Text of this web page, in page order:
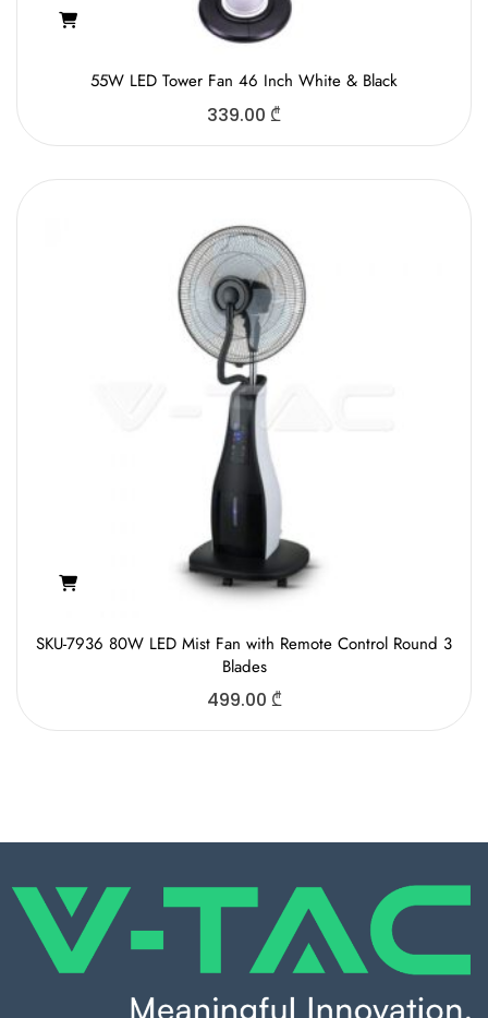
55W LED Tower Fan 46 Inch White & Black
339.00 ₾
SKU-7936 80W LED Mist Fan with Remote Control Round 3
Blades
499.00 ₾